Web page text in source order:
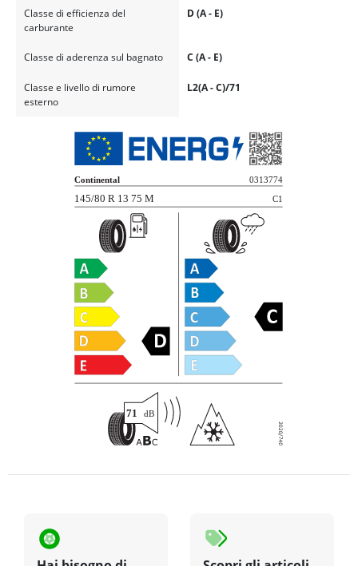
Classe di efficienza del
carburante
D (A - E)
Classe di aderenza sul bagnato C (A - E)
Classe e livello di rumore
esterno
L2(A - C)/71